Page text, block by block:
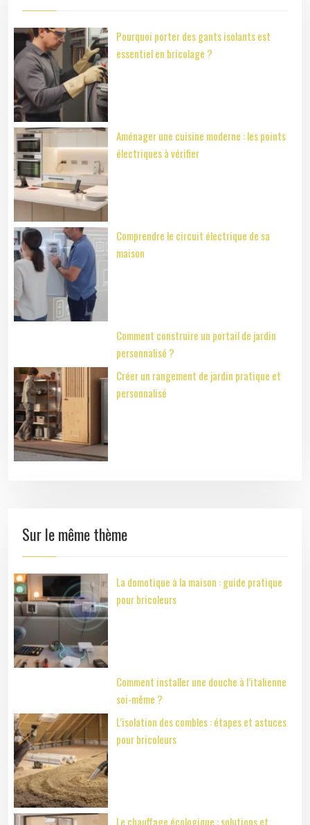
Pourquoi porter des gants isolants est
essentiel en bricolage ?
Aménager une cuisine moderne : les points
électriques à vérifier
Comprendre le circuit électrique de sa
maison
Comment construire un portail de jardin
personnalisé ?
Créer un rangement de jardin pratique et
personnalisé
Sur le même thème
La domotique à la maison : guide pratique
pour bricoleurs
Comment installer une douche à l’italienne
soi-même ?
L’isolation des combles : étapes et astuces
pour bricoleurs
Le chauffage écologique : solutions et